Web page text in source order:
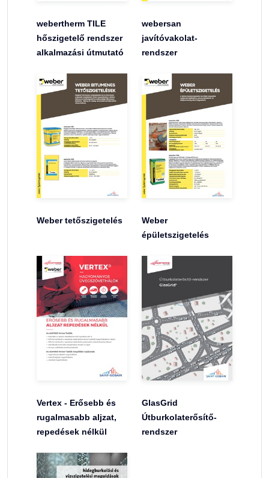
webertherm TILE
hőszigetelő rendszer
alkalmazási útmutató
webersan
javítóvakolat-
rendszer
Weber tetőszigetelés
Weber
épületszigetelés
Vertex - Erősebb és
rugalmasabb aljzat,
repedések nélkül
GlasGrid
Útburkolaterősítő-
rendszer